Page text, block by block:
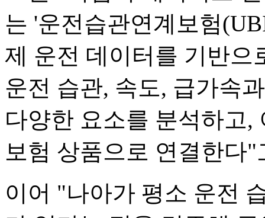
는 '운전습관연계보험
제 운전 데이터를 기반으
운전 습관, 속도, 급가속
다양한 요소를 분석하고,
보험 상품으로 연결한다"
이어 "나아가 평소 운전